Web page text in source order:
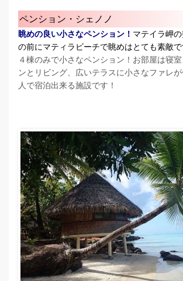
ペンション・シェノノ
眺めの良い小さなペンション！ マテイラ岬
の前にマティラビーチで眺めはとても素敵で
４棟のみで小さなペンション！お部屋は寝
ンとリビング、広いテラスに小さなファレ
人で宿泊出来る施設です！